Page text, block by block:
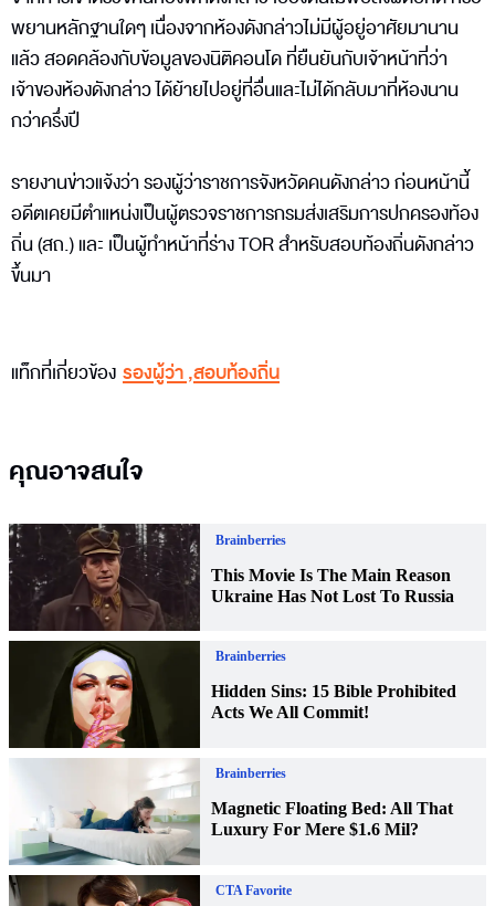
พยานหลักฐานใดๆ เนื่องจากห้องดังกล่าวไม่มีผู้อยู่อาศัยมานาน
แล้ว สอดคล้องกับข้อมูลของนิติคอนโด ที่ยืนยันกับเจ้าหน้าที่ว่า
เจ้าของห้องดังกล่าว ได้ย้ายไปอยู่ที่อื่นและไม่ได้กลับมาที่ห้องนาน
กว่าครึ่งปี
รายงานข่าวแจ้งว่า รองผู้ว่าราชการจังหวัดคนดังกล่าว ก่อนหน้านี้
อดีตเคยมีตำแหน่งเป็นผู้ตรวจราชการกรมส่งเสริมการปกครองท้อง
ถิ่น (สถ.) และ เป็นผู้ทำหน้าที่ร่าง TOR สำหรับสอบท้องถิ่นดังกล่าว
ขึ้นมา
แท็กที่เกี่ยวข้อง รองผู้ว่า,สอบท้องถิ่น
คุณอาจสนใจ